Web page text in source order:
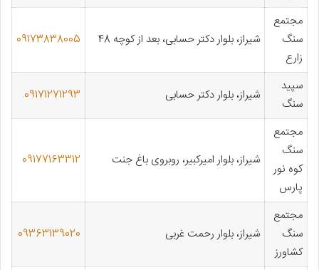
مجتمع
سنگ
زارع
شیراز، بلوار دکتر حسابی، بعد از کوچه 48 09173838005
سپید
سنگ
شیراز، بلوار دکتر حسابی 09171271293
مجتمع
سنگ
کوه نور
پارس
شیراز، بلوار امیرکبیر، روبروی باغ جنت 09177163312
مجتمع
سنگ
کشاورز
شیراز، بلوار رحمت غربی 09363139020